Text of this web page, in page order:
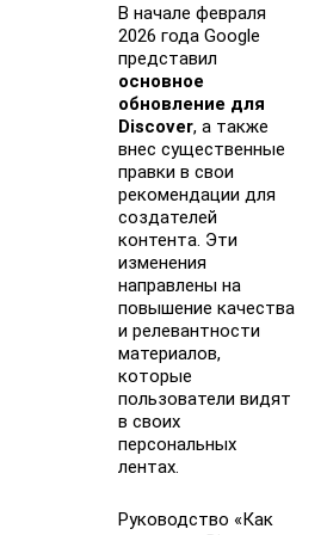
В начале февраля
2026 года Google
представил
основное
обновление для
Discover, а также
внес существенные
правки в свои
рекомендации для
создателей
контента. Эти
изменения
направлены на
повышение качества
и релевантности
материалов,
которые
пользователи видят
в своих
персональных
лентах.
Руководство «Как